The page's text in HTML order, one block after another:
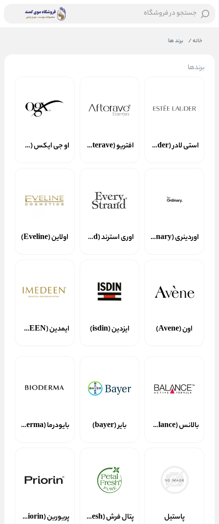
جستجو در فروشگاه
خانه/ برند ها
برندها
استی لادر (Estée Lauder) افتریو (Afterave) او جی ایکس (OGX)
اوردینری (Ordinary) اوری استرند (Every Strand) اولاین (Eveline)
اون (Avene) ایزدین (isdin) ایمدین (IMEDEEN)
بالانس (Balance) بایر (bayer) بایودرما (Bioderma)
پاستیل پتال فرش (Petal Fresh) پریورین (Priorin)